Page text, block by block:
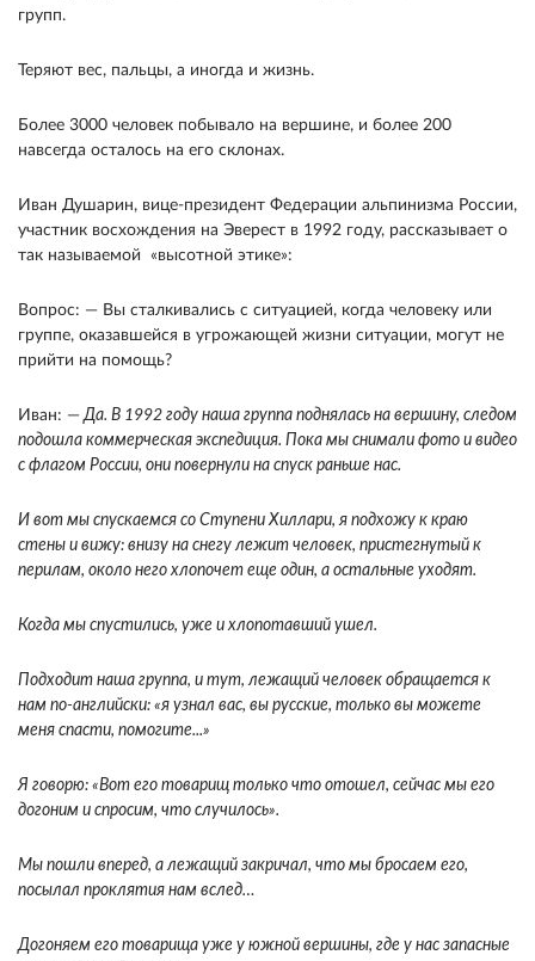
групп.
Теряют вес, пальцы, а иногда и жизнь.
Более 3000 человек побывало на вершине, и более 200
навсегда осталось на его склонах.
Иван Душарин, вице-президент Федерации альпинизма России,
участник восхождения на Эверест в 1992 году, рассказывает о
так называемой «высотной этике»:
Вопрос: — Вы сталкивались с ситуацией, когда человеку или
группе, оказавшейся в угрожающей жизни ситуации, могут не
прийти на помощь?
Иван: —Да. В 1992 году наша группа поднялась на вершину, следом
подошла коммерческая экспедиция. Пока мы снимали фото и видео
с флагом России, они повернули на спуск раньше нас.
И вот мы спускаемся со Ступени Хиллари, я подхожу к краю
стены и вижу: внизу на снегу лежит человек, пристегнутый к
перилам, около него хлопочет еще один, а остальные уходят.
Когда мы спустились, уже и хлопотавший ушел.
Подходит наша группа, и тут, лежащий человек обращается к
нам по-английски: «я узнал вас, вы русские, только вы можете
меня спасти, помогите...»
Я говорю: «Вот его товарищ только что отошел, сейчас мы его
догоним и спросим, что случилось».
Мы пошли вперед, а лежащий закричал, что мы бросаем его,
посылал проклятия нам вслед…
Догоняем его товарища уже у южной вершины, где у нас запасные